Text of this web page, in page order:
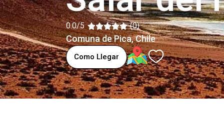
0.0/5 (0)
Comuna de Pica, Chile
Como Llegar